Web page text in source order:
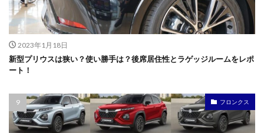
2023年1月18日
新型プリウスは狭い？使い勝手は？後席居住性とラゲッジルームをレポ
ート！
フロンクス